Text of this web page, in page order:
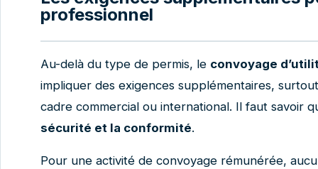
professionnel
Au-delà du type de permis, le convoyage
impliquer des exigences supplémentaires,
cadre commercial ou international. Il faut savoir
sécurité et la conformité.
Pour une activité de convoyage rémunérée,